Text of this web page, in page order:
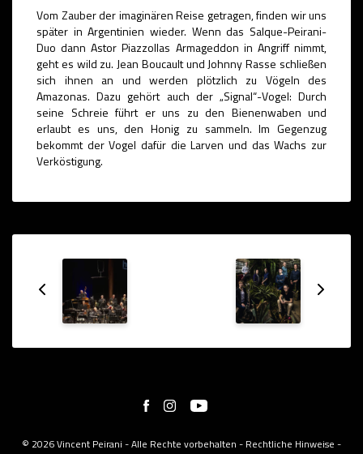
Vom Zauber der imaginären Reise getragen, finden wir uns
später in Argentinien wieder. Wenn das Salque-Peirani-
Duo dann Astor Piazzollas Armageddon in Angriff nimmt,
geht es wild zu. Jean Boucault und Johnny Rasse schließen
sich ihnen an und werden plötzlich zu Vögeln des
Amazonas. Dazu gehört auch der „Signal“-Vogel: Durch
seine Schreie führt er uns zu den Bienenwaben und
erlaubt es uns, den Honig zu sammeln. Im Gegenzug
bekommt der Vogel dafür die Larven und das Wachs zur
Verköstigung.
© 2026 Vincent Peirani - Alle Rechte vorbehalten - Rechtliche Hinweise -